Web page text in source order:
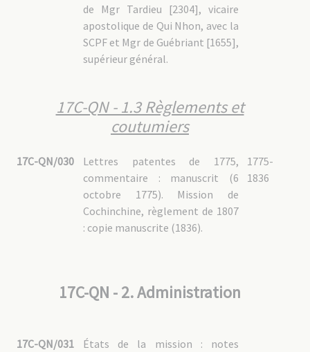
de Mgr Tardieu [2304], vicaire
apostolique de Qui Nhon, avec la
SCPF et Mgr de Guébriant [1655],
supérieur général.
17C-QN - 1.3 Règlements et
coutumiers
17C-QN/030
1775-
1836
Lettres patentes de 1775,
commentaire : manuscrit (6
octobre 1775). Mission de
Cochinchine, règlement de 1807
: copie manuscrite (1836).
17C-QN - 2. Administration
17C-QN/031
États de la mission : notes